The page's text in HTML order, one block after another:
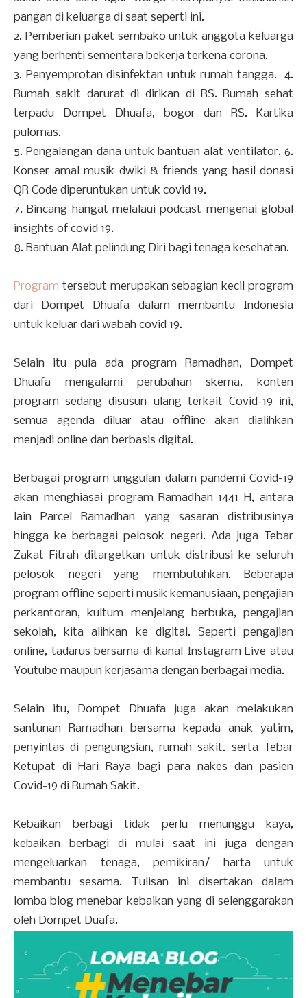
pangan di keluarga di saat seperti ini.
2. Pemberian paket sembako untuk anggota keluarga
yang berhenti sementara bekerja terkena corona.
3. Penyemprotan disinfektan untuk rumah tangga. 4.
Rumah sakit darurat di dirikan di RS. Rumah sehat
terpadu Dompet Dhuafa, bogor dan RS. Kartika
pulomas.
5. Pengalangan dana untuk bantuan alat ventilator. 6.
Konser amal musik dwiki & friends yang hasil donasi
QR Code diperuntukan untuk covid 19.
7. Bincang hangat melalaui podcast mengenai global
insights of covid 19.
8. Bantuan Alat pelindung Diri bagi tenaga kesehatan.
Program tersebut merupakan sebagian kecil program
dari Dompet Dhuafa dalam membantu Indonesia
untuk keluar dari wabah covid 19.
Selain itu pula ada program Ramadhan, Dompet
Dhuafa mengalami perubahan skema, konten
program sedang disusun ulang terkait Covid-19 ini,
semua agenda diluar atau offline akan dialihkan
menjadi online dan berbasis digital.
Berbagai program unggulan dalam pandemi Covid-19
akan menghiasai program Ramadhan 1441 H, antara
lain Parcel Ramadhan yang sasaran distribusinya
hingga ke berbagai pelosok negeri. Ada juga Tebar
Zakat Fitrah ditargetkan untuk distribusi ke seluruh
pelosok negeri yang membutuhkan. Beberapa
program offline seperti musik kemanusiaan, pengajian
perkantoran, kultum menjelang berbuka, pengajian
sekolah, kita alihkan ke digital. Seperti pengajian
online, tadarus bersama di kanal Instagram Live atau
Youtube maupun kerjasama dengan berbagai media.
Selain itu, Dompet Dhuafa juga akan melakukan
santunan Ramadhan bersama kepada anak yatim,
penyintas di pengungsian, rumah sakit. serta Tebar
Ketupat di Hari Raya bagi para nakes dan pasien
Covid-19 di Rumah Sakit.
Kebaikan berbagi tidak perlu menunggu kaya,
kebaikan berbagi di mulai saat ini juga dengan
mengeluarkan tenaga, pemikiran/ harta untuk
membantu sesama. Tulisan ini disertakan dalam
lomba blog menebar kebaikan yang di selenggarakan
oleh Dompet Duafa.